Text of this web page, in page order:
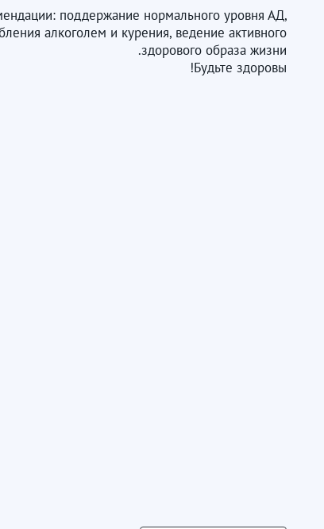
поддержание нормального уровня АД,
алкоголем и курения, ведение активного
здорового образа жизни.
Будьте здоровы!